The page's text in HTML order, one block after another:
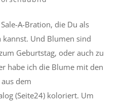
A-Bration, die Du als
kannst. Und Blumen sind
Geburtstag, oder auch zu
habe ich die Blume mit den
dem
(Seite24) koloriert. Um